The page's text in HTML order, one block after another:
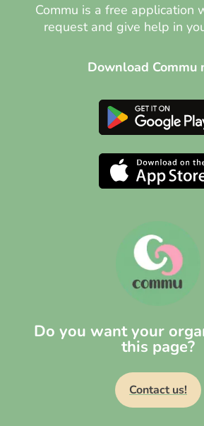
Commu is a free application
request and give help in
Download Commu
Do you want your
this page?
Contact us!